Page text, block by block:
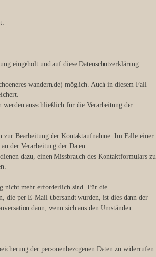
eingeholt und auf diese Datenschutzerklärung
wandern.de) möglich. Auch in diesem Fall
ausschließlich für die Verarbeitung der
zur Bearbeitung der Kontaktaufnahme. Im Falle einer
der Verarbeitung der Daten.
dazu, einen Missbrauch des Kontaktformulars zu
nicht mehr erforderlich sind. Für die
die per E-Mail übersandt wurden, ist dies dann der
dann, wenn sich aus den Umständen
der personenbezogenen Daten zu widerrufen